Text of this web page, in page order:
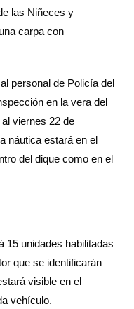
las Niñeces y
carpa con
personal de Policía del
en la vera del
viernes 22 de
náutica estará en el
del dique como en el
15 unidades habilitadas
que se identificarán
visible en el
vehículo.